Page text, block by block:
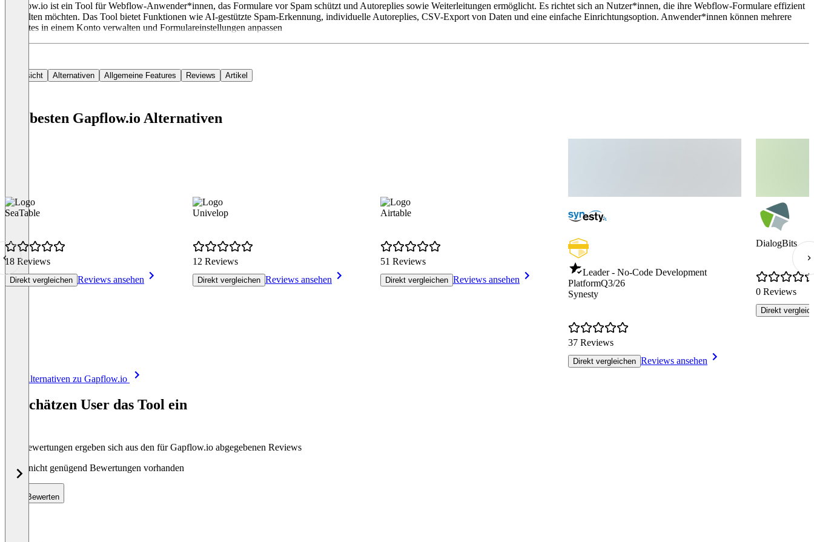
Gapflow.io ist ein Tool für Webflow-Anwender*innen, das Formulare vor Spam schützt und Autoreplies sowie Weiterleitungen ermöglicht. Es richtet sich an Nutzer*innen, die ihre Webflow-Formulare effizient
verwalten möchten. Das Tool bietet Funktionen wie AI-gestützte Spam-Erkennung, individuelle Autoreplies, CSV-Export von Daten und eine einfache Einrichtungsoption. Anwender*innen können mehrere
Websites in einem Konto verwalten und Formulareinstellungen anpassen
Übersicht Alternativen Allgemeine Features Reviews Artikel
Die besten Gapflow.io Alternativen
SeaTable
18 Reviews
Direkt vergleichen Reviews ansehen
Univelop
12 Reviews
Direkt vergleichen Reviews ansehen
Airtable
51 Reviews
Direkt vergleichen Reviews ansehen
Leader - No-Code Development
PlatformQ3/26
Synesty
37 Reviews
Direkt vergleichen Reviews ansehen
DialogBits
0 Reviews
Direkt
Alle Alternativen zu Gapflow.io
So schätzen User das Tool ein
Die Bewertungen ergeben sich aus den für Gapflow.io abgegebenen Reviews
Noch nicht genügend Bewertungen vorhanden
Bewerten